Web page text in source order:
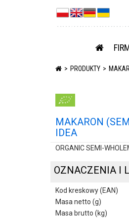
PRODUKTY
MAKARON
IDEA
ORGANIC SEMI-
OZNACZENIA I
Kod kreskowy (EAN)
Masa netto (g)
Masa brutto (kg)